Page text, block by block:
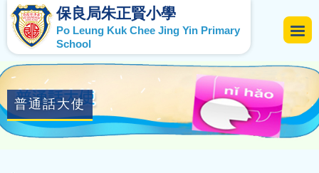
保良局朱正賢小學
Po Leung Kuk Chee Jing Yin Primary
School
普通話大使